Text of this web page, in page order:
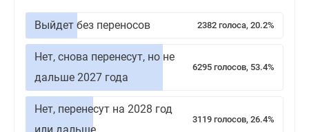
Выйдет без переносов 2382 голоса, 20.2%
Нет, снова перенесут, но не
дальше 2027 года
6295 голосов, 53.4%
Нет, перенесут на 2028 год
3119 голосов, 26.4%